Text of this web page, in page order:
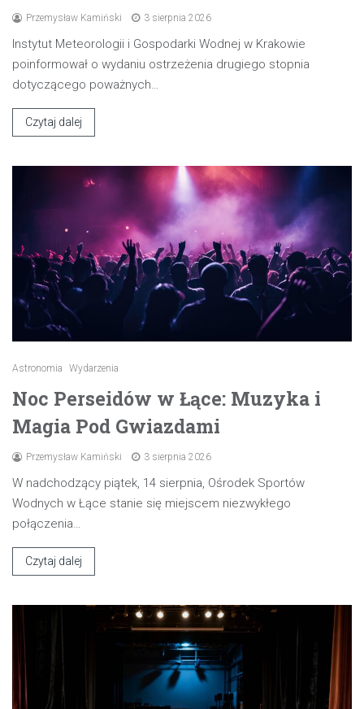
Przemysław Kamiński 3 sierpnia 2026
Instytut Meteorologii i Gospodarki Wodnej w Krakowie
poinformował o wydaniu ostrzeżenia drugiego stopnia
dotyczącego poważnych…
Czytaj dalej
Astronomia Wydarzenia
Noc Perseidów w Łące: Muzyka i
Magia Pod Gwiazdami
Przemysław Kamiński 3 sierpnia 2026
W nadchodzący piątek, 14 sierpnia, Ośrodek Sportów
Wodnych w Łące stanie się miejscem niezwykłego
połączenia…
Czytaj dalej